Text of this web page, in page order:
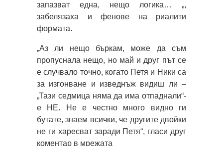
запазват една, нещо логика… „,
забелязаха и фенове на риалити
формата.
„Аз ли нещо бъркам, може да съм
пропуснала нещо, но май и друг път се
е случвало точно, когато Петя и Ники са
за изгонване и изведнъж видиш ли –
„Тази седмица няма да има отпаднали“-
е НЕ. Не е честно много видно ги
бутате, знаем всички, че другите двойки
не ги харесват заради Петя“, гласи друг
коментар в мрежата